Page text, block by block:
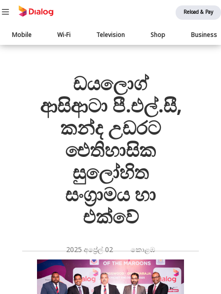
Reload & Pay
Main
navigation
Mobile Wi-Fi Television Shop Business
பொருள் விரிவாக்கம்
ඩයලොග්
ආසිආටා පී.එල්.සී,
කන්ද උඩරට
ඓතිහාසික
සුලෝහිත
සංග්‍රාමය හා
එක්වේ
2025 අප්‍රේල් 02 කොළඹ